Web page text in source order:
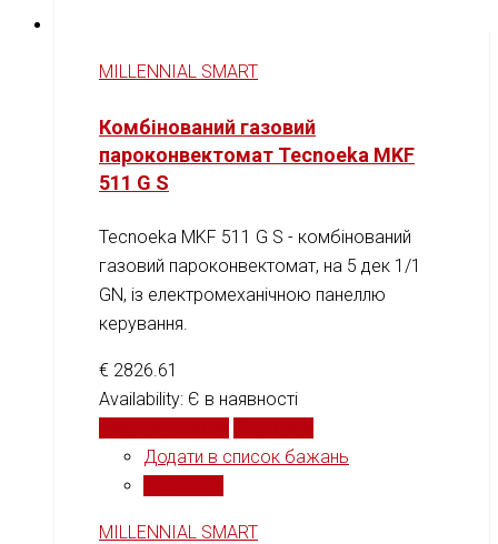
MILLENNIAL SMART
Комбінований газовий
пароконвектомат Tecnoeka MKF
511 G S
Tecnoeka MKF 511 G S - комбінований
газовий пароконвектомат, на 5 дек 1/1
GN, із електромеханічною панеллю
керування.
€ 2826.61
Availability: Є в наявності
Додати в список бажань
MILLENNIAL SMART